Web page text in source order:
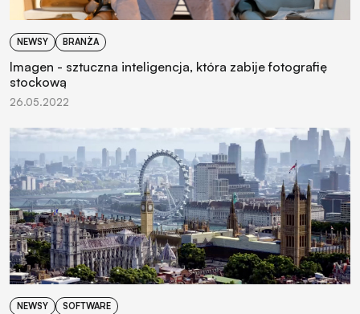
NEWSY BRANŻA
Imagen - sztuczna inteligencja, która zabije fotografię
stockową
26.05.2022
NEWSY SOFTWARE